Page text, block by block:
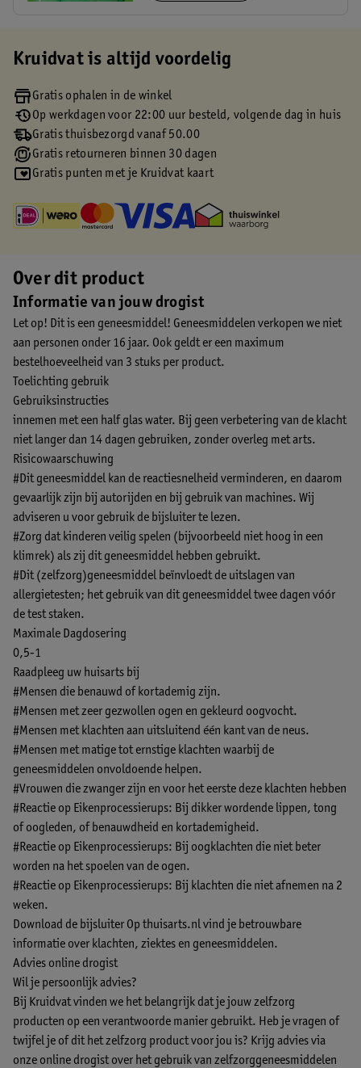
Kruidvat is altijd voordelig
Gratis ophalen in de winkel
Op werkdagen voor 22:00 uur besteld, volgende dag in huis
Gratis thuisbezorgd vanaf 50.00
Gratis retourneren binnen 30 dagen
Gratis punten met je Kruidvat kaart
Over dit product
Informatie van jouw drogist
Let op! Dit is een geneesmiddel! Geneesmiddelen verkopen we niet
aan personen onder 16 jaar. Ook geldt er een maximum
bestelhoeveelheid van 3 stuks per product.
Toelichting gebruik
Gebruiksinstructies
innemen met een half glas water. Bij geen verbetering van de klacht
niet langer dan 14 dagen gebruiken, zonder overleg met arts.
Risicowaarschuwing
#Dit geneesmiddel kan de reactiesnelheid verminderen, en daarom
gevaarlijk zijn bij autorijden en bij gebruik van machines. Wij
adviseren u voor gebruik de bijsluiter te lezen.
#Zorg dat kinderen veilig spelen (bijvoorbeeld niet hoog in een
klimrek) als zij dit geneesmiddel hebben gebruikt.
#Dit (zelfzorg)geneesmiddel beïnvloedt de uitslagen van
allergietesten; het gebruik van dit geneesmiddel twee dagen vóór
de test staken.
Maximale Dagdosering
0,5-1
Raadpleeg uw huisarts bij
#Mensen die benauwd of kortademig zijn.
#Mensen met zeer gezwollen ogen en gekleurd oogvocht.
#Mensen met klachten aan uitsluitend één kant van de neus.
#Mensen met matige tot ernstige klachten waarbij de
geneesmiddelen onvoldoende helpen.
#Vrouwen die zwanger zijn en voor het eerste deze klachten hebben
#Reactie op Eikenprocessierups: Bij dikker wordende lippen, tong
of oogleden, of benauwdheid en kortademigheid.
#Reactie op Eikenprocessierups: Bij oogklachten die niet beter
worden na het spoelen van de ogen.
#Reactie op Eikenprocessierups: Bij klachten die niet afnemen na 2
weken.
Download de bijsluiter Op thuisarts.nl vind je betrouwbare
informatie over klachten, ziektes en geneesmiddelen.
Advies online drogist
Wil je persoonlijk advies?
Bij Kruidvat vinden we het belangrijk dat je jouw zelfzorg
producten op een verantwoorde manier gebruikt. Heb je vragen of
twijfel je of dit het zelfzorg product voor jou is? Krijg advies via
onze online drogist over het gebruik van zelfzorggeneesmiddelen